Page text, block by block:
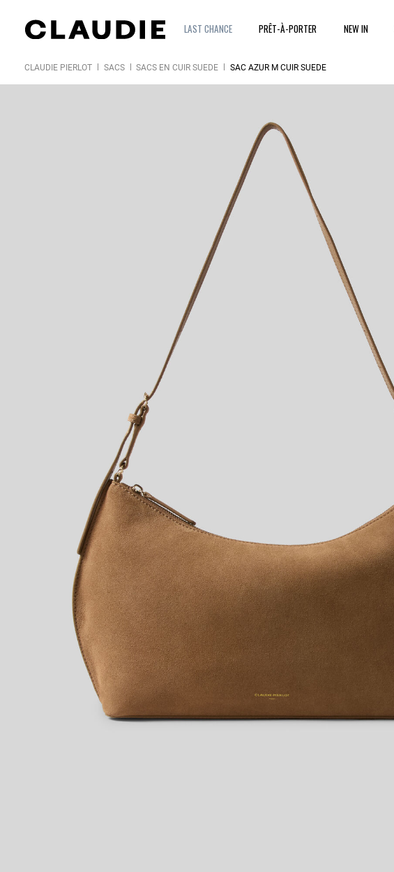
LAST CHANCE PRÊT-À-PORTER NEW IN
CLAUDIE PIERLOT SACS SACS EN CUIR SUÈDE SAC AZUR M CUIR SUÈDE